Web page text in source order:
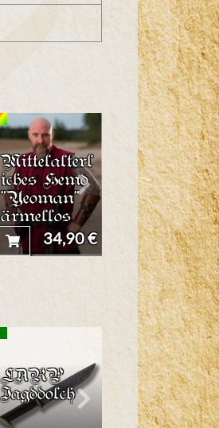
Mittelalterl
iches Hemd
"Yeoman"
ärmellos
34,90 €
Trinkhornh
alter aus
Leder
7,50 €
LARP
Jagddolch
Mittelalter
Kniebundho
se "Veli"